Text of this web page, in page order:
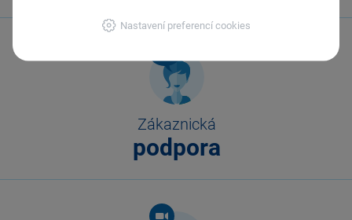
Nastavení preferencí cookies
Zákaznická
podpora